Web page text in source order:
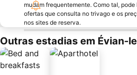
mudam frequentemente. Como tal,
ofertas que consulta no trivago e os
nos sites de reserva.
Outras estadias em Évian-